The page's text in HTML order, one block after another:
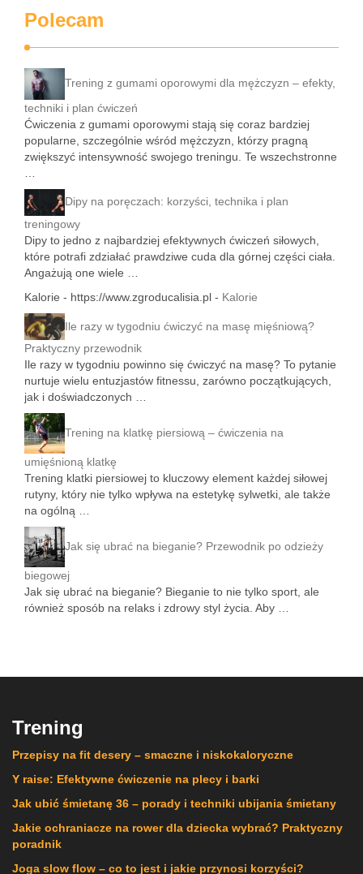
Polecam
Trening z gumami oporowymi dla mężczyzn – efekty,
techniki i plan ćwiczeń
Ćwiczenia z gumami oporowymi stają się coraz bardziej
popularne, szczególnie wśród mężczyzn, którzy pragną
zwiększyć intensywność swojego treningu. Te wszechstronne
Dipy na poręczach: korzyści, technika i plan
treningowy
Dipy to jedno z najbardziej efektywnych ćwiczeń siłowych,
które potrafi zdziałać prawdziwe cuda dla górnej części ciała.
Angażują one wiele …
Kalorie - https://www.zgroducalisia.pl - Kalorie
Ile razy w tygodniu ćwiczyć na masę mięśniową?
Praktyczny przewodnik
Ile razy w tygodniu powinno się ćwiczyć na masę? To pytanie
nurtuje wielu entuzjastów fitnessu, zarówno początkujących,
jak i doświadczonych …
Trening na klatkę piersiową – ćwiczenia na
umięśnioną klatkę
Trening klatki piersiowej to kluczowy element każdej siłowej
rutyny, który nie tylko wpływa na estetykę sylwetki, ale także
na ogólną …
Jak się ubrać na bieganie? Przewodnik po odzieży
biegowej
Jak się ubrać na bieganie? Bieganie to nie tylko sport, ale
również sposób na relaks i zdrowy styl życia. Aby …
Trening
Przepisy na fit desery – smaczne i niskokaloryczne
Y raise: Efektywne ćwiczenie na plecy i barki
Jak ubić śmietanę 36 – porady i techniki ubijania śmietany
Jakie ochraniacze na rower dla dziecka wybrać? Praktyczny
poradnik
Joga slow flow – co to jest i jakie przynosi korzyści?